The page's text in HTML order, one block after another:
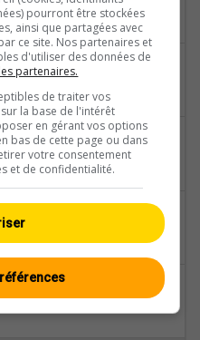
du Marchairuz - Col du Marchairuz
Schwanden
- Lungernersee - Rot Horn
pourront être stockées
ainsi que partagées avec
ce site. Nos partenaires et
d'utiliser des données de
partenaires.
de traiter vos
la base de l'intérêt
en gérant vos options
bas de cette page ou dans
votre consentement
et de confidentialité.